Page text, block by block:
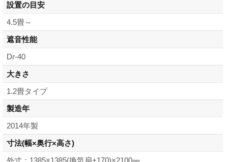
設置の目安
4.5畳～
遮音性能
Dr-40
大きさ
1.2畳タイプ
製造年
2014年製
寸法(幅×奥行×高さ)
外寸：1385×1385(換気扇+170)×2100㎜